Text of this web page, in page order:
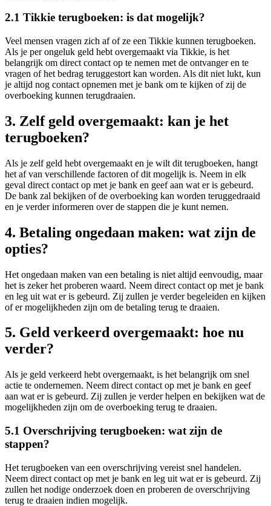
2.1 Tikkie terugboeken: is dat mogelijk?
Veel mensen vragen zich af of ze een Tikkie kunnen terugboeken.
Als je per ongeluk geld hebt overgemaakt via Tikkie, is het
belangrijk om direct contact op te nemen met de ontvanger en te
vragen of het bedrag teruggestort kan worden. Als dit niet lukt, kun
je altijd nog contact opnemen met je bank om te kijken of zij de
overboeking kunnen terugdraaien.
3. Zelf geld overgemaakt: kan je het
terugboeken?
Als je zelf geld hebt overgemaakt en je wilt dit terugboeken, hangt
het af van verschillende factoren of dit mogelijk is. Neem in elk
geval direct contact op met je bank en geef aan wat er is gebeurd.
De bank zal bekijken of de overboeking kan worden teruggedraaid
en je verder informeren over de stappen die je kunt nemen.
4. Betaling ongedaan maken: wat zijn de
opties?
Het ongedaan maken van een betaling is niet altijd eenvoudig, maar
het is zeker het proberen waard. Neem direct contact op met je bank
en leg uit wat er is gebeurd. Zij zullen je verder begeleiden en kijken
of er mogelijkheden zijn om de betaling terug te draaien.
5. Geld verkeerd overgemaakt: hoe nu
verder?
Als je geld verkeerd hebt overgemaakt, is het belangrijk om snel
actie te ondernemen. Neem direct contact op met je bank en geef
aan wat er is gebeurd. Zij zullen je verder helpen en bekijken wat de
mogelijkheden zijn om de overboeking terug te draaien.
5.1 Overschrijving terugboeken: wat zijn de
stappen?
Het terugboeken van een overschrijving vereist snel handelen.
Neem direct contact op met je bank en leg uit wat er is gebeurd. Zij
zullen het nodige onderzoek doen en proberen de overschrijving
terug te draaien indien mogelijk.